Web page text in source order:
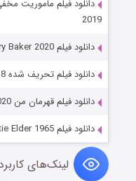
2019
دانلود فیلم Two Deaths of Henry Baker 2020
دانلود فیلم تحریف شده Distorted 2018
دانلود فیلم قهرمان من My Hero 2020
دانلود فیلم The Sons of Katie Elder 1965
لینک‌های